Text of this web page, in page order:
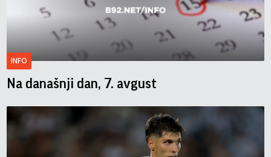
INFO
Na današnji dan, 7. avgust